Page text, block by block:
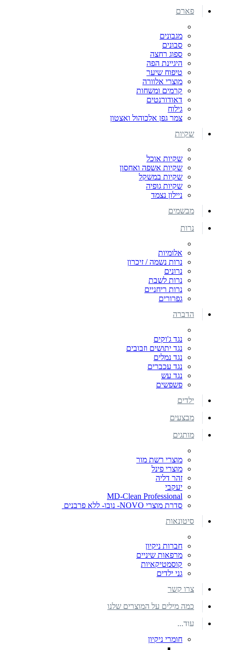
פארם
מגבונים
סבונים
ספוג רחצה
היגיינת הפה
טיפוח שיער
מוצרי אלוורה
קרמים ומשחות
דאודורנטים
גילוח
צמר גפן אלכוהול ואצטון
שקיות
שקיות אוכל
שקיות אשפה ואחסון
שקיות במשקל
שקיות גופיה
ניילון נצמד
מבשמים
נרות
אלומיות
נרות נשמה / זיכרון
נרונים
נרות לשבת
נרות ריחניים
גפרורים
הדברה
נגד ג'וקים
נגד יתושים וזבובים
נגד נמלים
נגד עכברים
נגד עש
פשפשים
ילדים
מבצעים
מותגים
מוצרי רשת מור
מוצרי פינל
זהר דליה
יעקבי
MD-Clean Professional
סדרת מוצרי NOVO- נובו- ללא פרבנים
סיטונאות
חברות ניקיון
מרפאות שיניים
קוסמטיקאיות
גני ילדים
צרו קשר
כמה מילים על המוצרים שלנו
עוד...
חומרי ניקיון